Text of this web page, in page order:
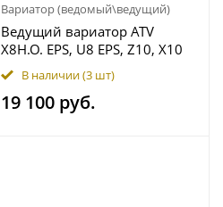
Вариатор (ведомый\ведущий)
Bедущий вариатор ATV
X8H.O. EPS, U8 EPS, Z10, X10
EPS 0JYA-051000-00001
В наличии(3 шт)
19 100 руб.